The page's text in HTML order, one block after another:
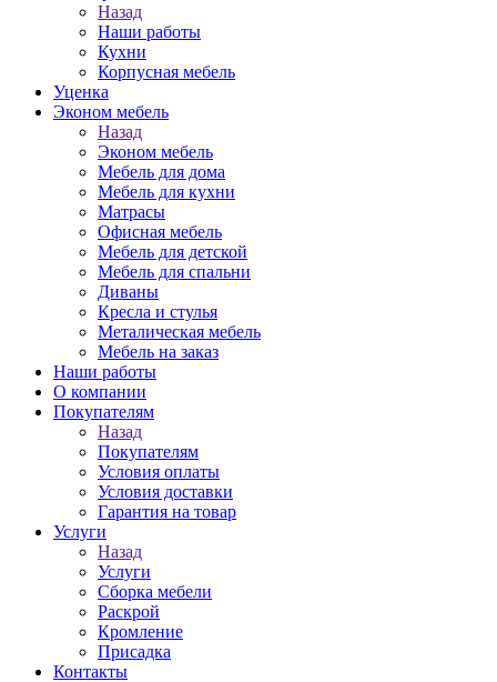
Назад
Наши работы
Кухни
Корпусная мебель
Уценка
Эконом мебель
Назад
Эконом мебель
Мебель для дома
Мебель для кухни
Матрасы
Офисная мебель
Мебель для детской
Мебель для спальни
Диваны
Кресла и стулья
Металическая мебель
Мебель на заказ
Наши работы
О компании
Покупателям
Назад
Покупателям
Условия оплаты
Условия доставки
Гарантия на товар
Услуги
Назад
Услуги
Сборка мебели
Раскрой
Кромление
Присадка
Контакты